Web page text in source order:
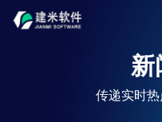
新
传递实时